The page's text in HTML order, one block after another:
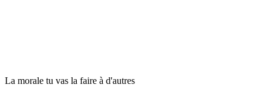
La morale tu vas la faire à d'autres